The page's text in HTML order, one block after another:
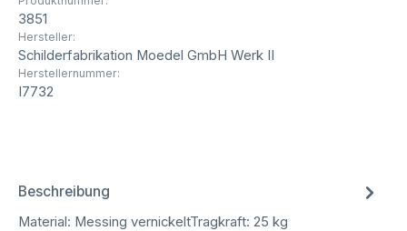
3851
Hersteller:
Schilderfabrikation Moedel GmbH Werk II
Herstellernummer:
I7732
Beschreibung
Material: Messing vernickeltTragkraft: 25 kg